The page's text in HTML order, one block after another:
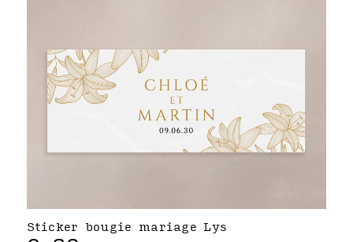
Sticker bougie mariage Lys